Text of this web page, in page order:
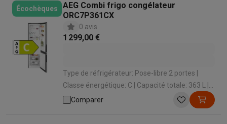
Écochèques
AEG Combi frigo congélateur
ORC7P361CX
0 avis
1 299,00 €
Type de réfrigérateur: Pose-libre 2 portes |
Classe énergétique: C | Capacité totale: 363 L |
Système de froid congélateur: No Frost | Niveau
Comparer